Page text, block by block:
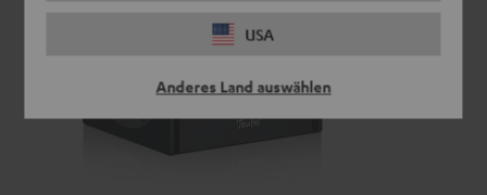
USA
Anderes Land auswählen